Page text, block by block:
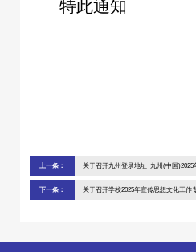
特此通知
上一条： 关于召开九州登录地址_九州(中国
下一条： 关于召开学校2025年宣传思想文化工作